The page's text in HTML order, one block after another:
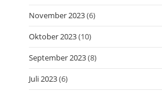
November 2023(6)
Oktober 2023(10)
September 2023(8)
Juli 2023(6)